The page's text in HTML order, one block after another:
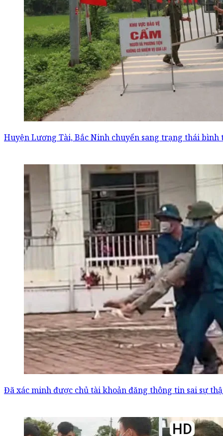
Huyện Lương Tài, Bắc Ninh chuyển sang trạng thái
Đã xác minh được chủ tài khoản đăng thông tin sai sự